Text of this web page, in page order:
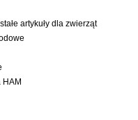
artykuły dla zwierząt
HAM